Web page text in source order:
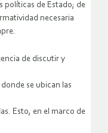
políticas de Estado; de
necesaria
de discutir y
se ubican las
Esto, en el marco de